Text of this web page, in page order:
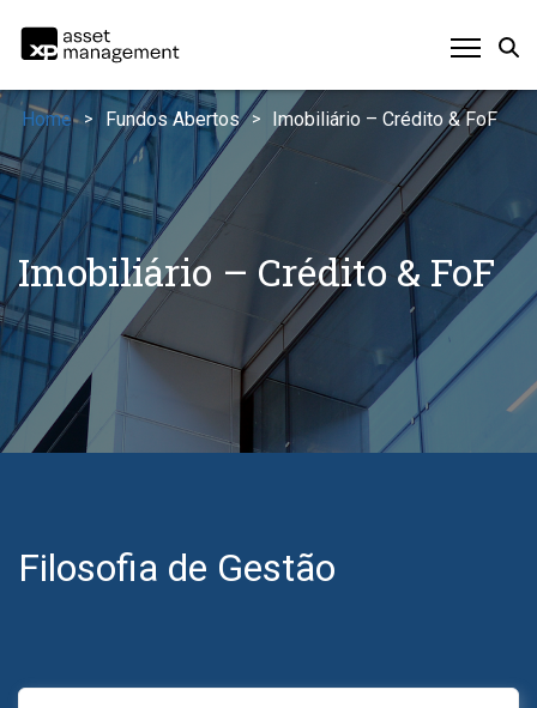
Imobiliário – Crédito & FoF
Home > Fundos Abertos > Imobiliário – Crédito & FoF
Filosofia de Gestão